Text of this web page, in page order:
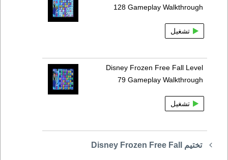
128 Gameplay Walkthrough
تشغيل
Disney Frozen Free Fall Level
79 Gameplay Walkthrough
تشغيل
تختيم Disney Frozen Free Fall